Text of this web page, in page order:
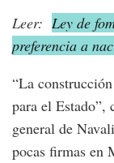
Leer: Ley de
preferencia a
“La
para el Estado”,
general de
pocas firmas en